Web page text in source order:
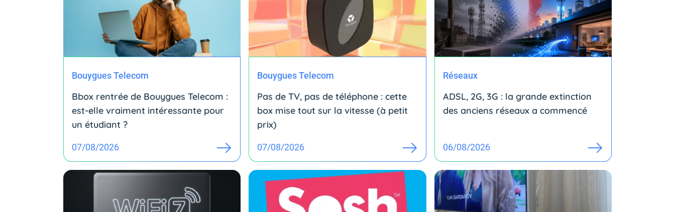
Bouygues Telecom
Bbox rentrée de Bouygues Telecom :
est-elle vraiment intéressante pour
un étudiant ?
07/08/2026
Bouygues Telecom
Pas de TV, pas de téléphone : cette
box mise tout sur la vitesse (à petit
prix)
07/08/2026
Réseaux
ADSL, 2G, 3G : la grande extinction
des anciens réseaux a commencé
06/08/2026